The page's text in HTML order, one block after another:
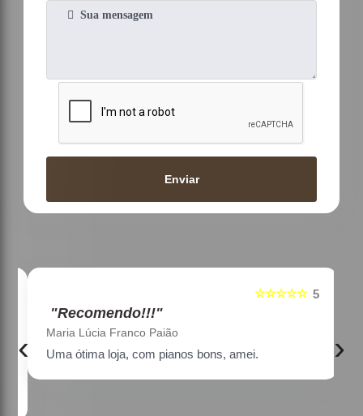
Enviar
5
☆☆☆☆☆
"Recomendo!!!"
Maria Lúcia Franco Paião
Uma ótima loja, com pianos bons, amei.
‹ ›